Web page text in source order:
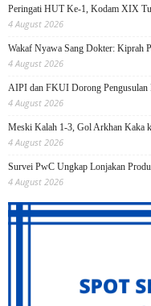
Peringati HUT Ke-1, Kodam XIX
4 August 2026
Wakaf Nyawa Sang Dokter: Kiprah
4 August 2026
AIPI dan FKUI Dorong Pengusulan
4 August 2026
Meski Kalah 1-3, Gol Arkhan Kaka
4 August 2026
Survei PwC Ungkap Lonjakan
4 August 2026